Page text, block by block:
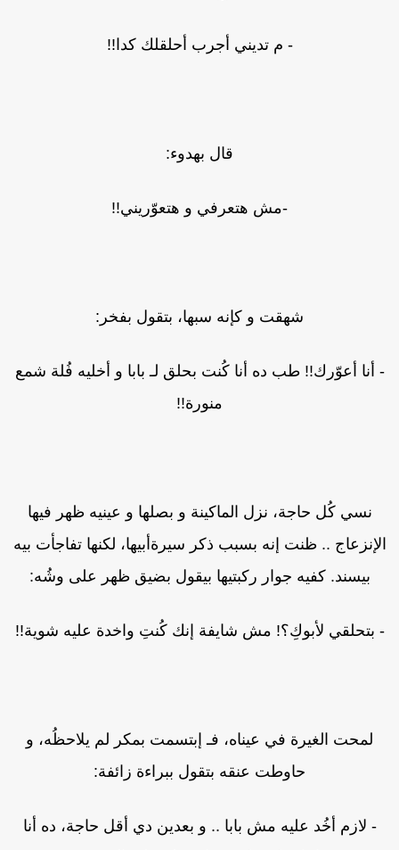
- م تديني أجرب أحلقلك كدا!!
قال بهدوء:
-مش هتعرفي و هتعوّريني!!
شهقت و كإنه سبها، بتقول بفخر:
أنا أعوّرك!! طب ده أنا كُنت بحلق لـ بابا و أخليه فُلة شمع
منورة!!
نسي كُل حاجة، نزل الماكينة و بصلها و عينيه ظهر فيها
.. ظنت إنه بسبب ذكر سيرةأبيها، لكنها تفاجأت بيه
بيسند. كفيه جوار ركبتيها بيقول بضيق ظهر على وشُه:
بتحلقي لأبوكِ؟! مش شايفة إنك كُنتِ واخدة عليه شوية!!
لمحت الغيرة في عيناه، فـ إبتسمت بمكر لم يلاحظُه، و
حاوطت عنقه بتقول ببراءة زائفة:
- لازم أخُد عليه مش بابا .. و بعدين دي أقل حاجة، ده أنا